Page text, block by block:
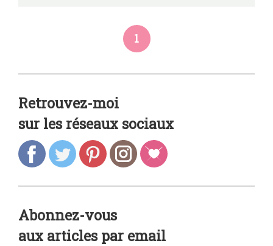
1
Retrouvez-moi
sur les réseaux sociaux
Abonnez-vous
aux articles par email